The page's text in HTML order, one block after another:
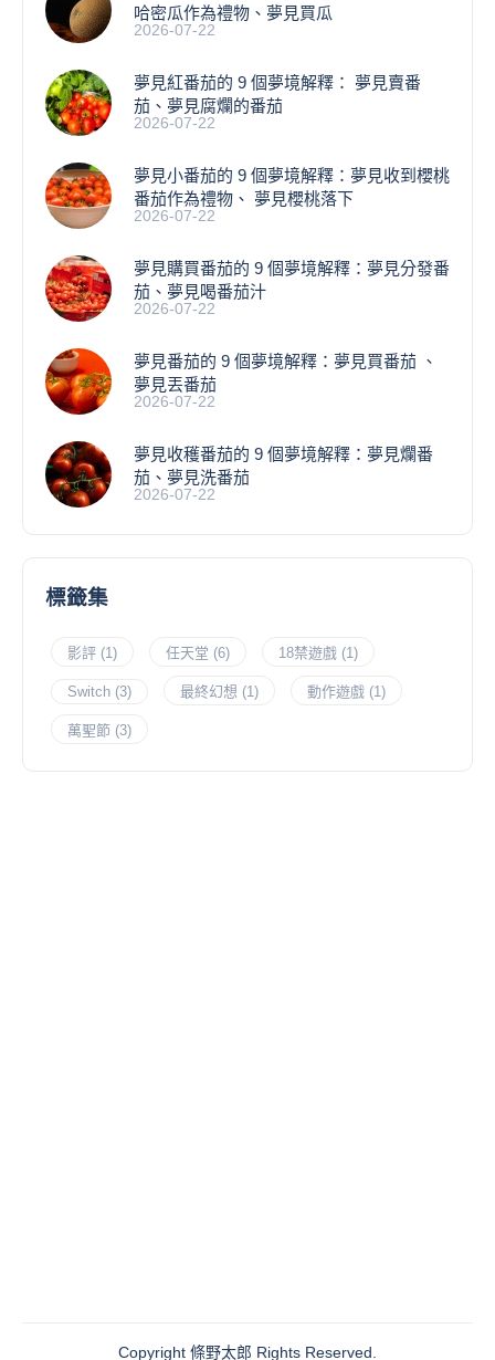
哈密瓜作為禮物、夢見買瓜
2026-07-22
夢見紅番茄的 9 個夢境解釋： 夢見賣番
茄、夢見腐爛的番茄
2026-07-22
​夢見小番茄的 9 個夢境解釋：夢見收到櫻桃
番茄作為禮物、 夢見櫻桃落下
2026-07-22
夢見購買番茄的 9 個夢境解釋：夢見分發番
茄、夢見喝番茄汁
2026-07-22
夢見番茄的 9 個夢境解釋：夢見買番茄 、
夢見丟番茄
2026-07-22
夢見收穫番茄的 9 個夢境解釋：夢見爛番
茄、夢見洗番茄
2026-07-22
標籤集
影評 (1) 任天堂 (6) 18禁遊戲 (1)
Switch (3) 最終幻想 (1) 動作遊戲 (1)
萬聖節 (3)
Copyright 條野太郎 Rights Reserved.